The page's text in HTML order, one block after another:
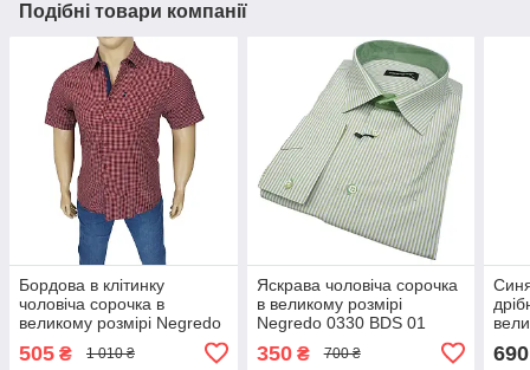
Подібні товари компанії
Бордова в клітинку
чоловіча сорочка в
великому розмірі Negredo
505 ₴ 1 010 ₴
Яскрава чоловіча сорочка
в великому розмірі
Negredo 0330 BDS 01
350₴ 700 ₴ 690